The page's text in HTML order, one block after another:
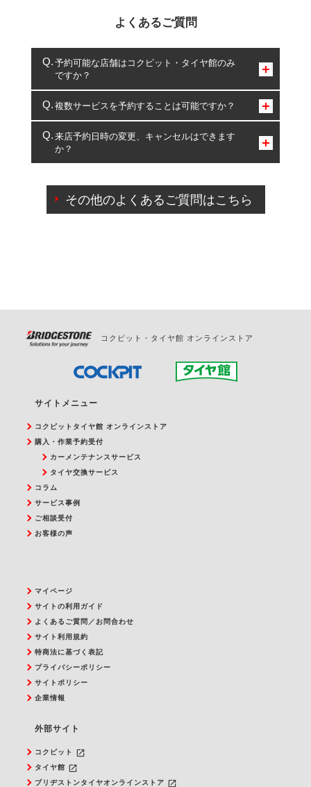
よくあるご質問
予約可能な店舗はコクピット・タイヤ館のみ
ですか？
コクピット・タイヤ館のみとなります。
複数サービスを予約することは可能ですか？
複数サービスのご予約は可能です。
一部の商品・サービスの組み合わせに限り、同時にご予約が
出来ないものもございます。
来店予約日時の変更、キャンセルはできます
か？
ご来店予約日の3営業日前を過ぎている場合のご予約
の日時変更につきましては、直接ご予約の店舗まで
その他のよくあるご質問はこちら
コクピット・タイヤ館 オンラインストア
サイトメニュー
コクピットタイヤ館 オンラインストア
購入・作業予約受付
カーメンテナンスサービス
タイヤ交換サービス
コラム
サービス事例
ご相談受付
お客様の声
マイページ
サイトの利用ガイド
よくあるご質問／お問合わせ
サイト利用規約
特商法に基づく表記
プライバシーポリシー
サイトポリシー
企業情報
外部サイト
コクピット launch
タイヤ館 launch
ブリヂストンタイヤオンラインストア launch